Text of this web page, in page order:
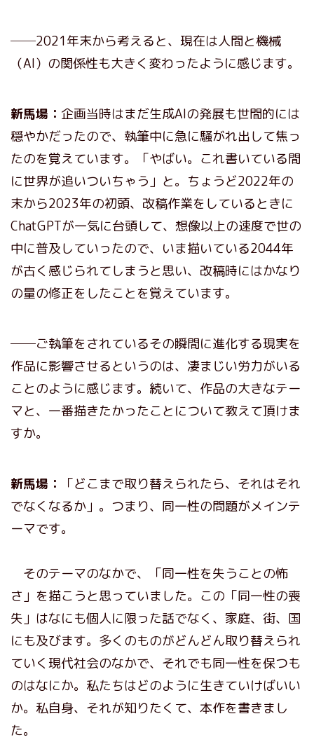
──2021年末から考えると、現在は人間と機械
（AI）の関係性も大きく変わったように感じます。
新馬場： 企画当時はまだ生成AIの発展も世間的には
穏やかだったので、執筆中に急に騒がれ出して焦っ
たのを覚えています。「やばい。これ書いている間
に世界が追いついちゃう」と。ちょうど2022年の
末から2023年の初頭、改稿作業をしているときに
ChatGPTが一気に台頭して、想像以上の速度で世の
中に普及していったので、いま描いている2044年
が古く感じられてしまうと思い、改稿時にはかなり
の量の修正をしたことを覚えています。
──ご執筆をされているその瞬間に進化する現実を
作品に影響させるというのは、凄まじい労力がいる
ことのように感じます。続いて、作品の大きなテー
マと、一番描きたかったことについて教えて頂けま
すか。
新馬場：
「どこまで取り替えられたら、それはそれ
でなくなるか」。つまり、同一性の問題がメインテ
ーマです。
そのテーマのなかで、「同一性を失うことの怖
さ」を描こうと思っていました。この「同一性の喪
失」はなにも個人に限った話でなく、家庭、街、国
にも及びます。多くのものがどんどん取り替えられ
ていく現代社会のなかで、それでも同一性を保つも
のはなにか。私たちはどのように生きていけばいい
か。私自身、それが知りたくて、本作を書きまし
た。